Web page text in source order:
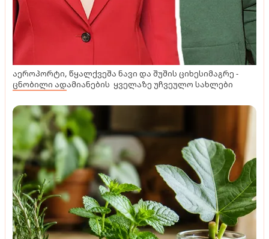
აეროპორტი, წყალქვეშა ნავი და შუშის ციხესიმაგრე -
ცნობილი ადამიანების ყველაზე უჩვეულო სახლები